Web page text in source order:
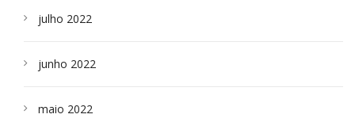
julho 2022
junho 2022
maio 2022